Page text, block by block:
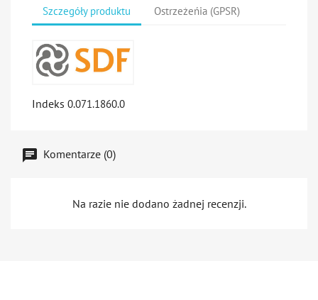
Szczegóły produktu Ostrzeżeńia (GPSR)
Indeks 0.071.1860.0
Komentarze (0)
Na razie nie dodano żadnej recenzji.